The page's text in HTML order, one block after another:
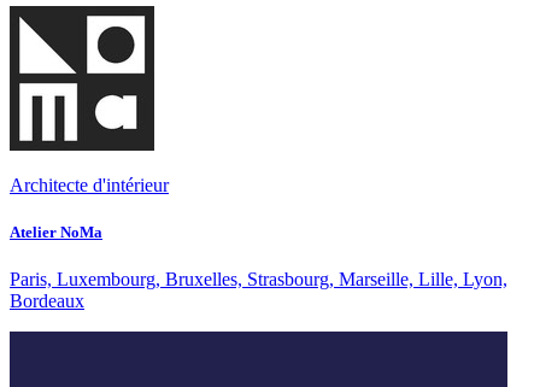
Architecte d'intérieur
Atelier NoMa
Paris, Luxembourg, Bruxelles, Strasbourg, Marseille, Lille, Lyon,
Bordeaux